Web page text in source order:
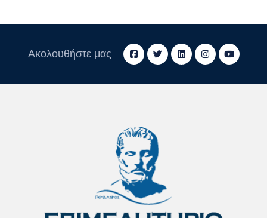
Ακολουθήστε μας